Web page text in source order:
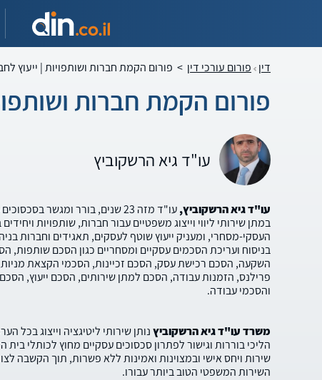
דין פורום עורכי דין > פורום הקמת חברות ושותפויות | ייעוץ
פורום הקמת חברות
עו"ד גיא הרשקוביץ
עו"ד גיא הרשקוביץ,
עו"ד מזה 23 שנים, בורר ומגשר
במתן שירותי ליווי וייצוג משפטיים עבור חברות, שותפויות
העסקי-מסחרי, ומעניק ייעוץ שוטף לעסקים, תאגידים וחברות
בניסוח ועריכת הסכמים עסקיים ומסחריים כגון הסכם שותפות,
השקעה, הסכם רכישת עסק, הסכם זכיינות, הסכמי הקצאת
פרילנס, הזמנות עבודה, הסכם למתן שירותים, הסכם ייעוץ,
והסכמי עבודה.
משרד עו"ד גיא הרשקוביץנותן שירותי ליטיגציה וייצוג בכל
הליכי בוררות וגישור לפתרון סכסוכים עסקיים מחוץ לכותלי
שירות ויחס אישי ובמצוינות ואמינות ללא פשרות, תוך הקשבה
השירות המשפטי הטוב ביותר עבורו.